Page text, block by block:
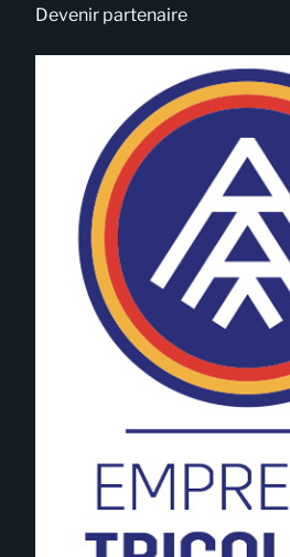
Devenir partenaire